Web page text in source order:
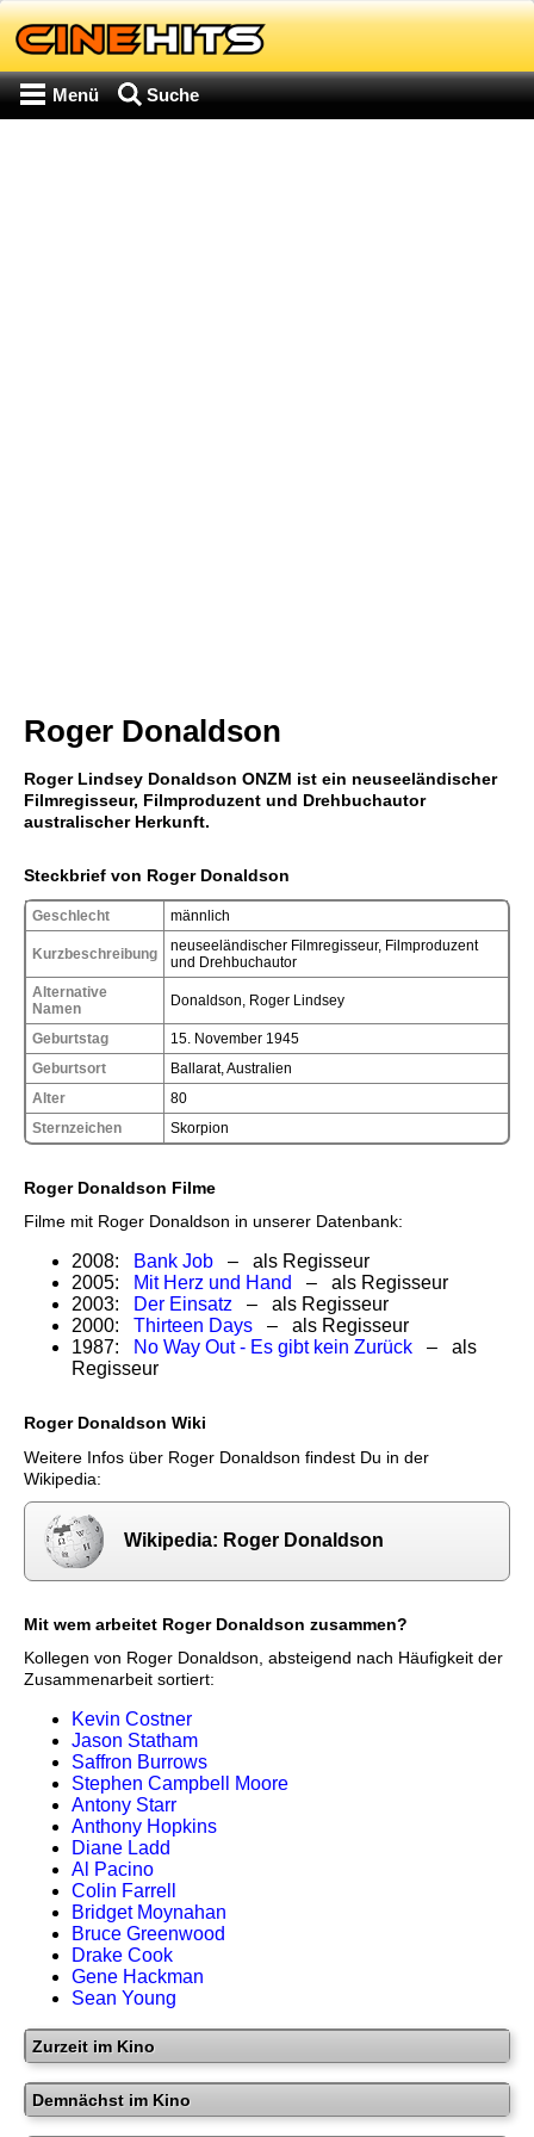
Menü Suche
Roger Donaldson
Roger Lindsey Donaldson ONZM ist ein neuseeländischer
Filmregisseur, Filmproduzent und Drehbuchautor
australischer Herkunft.
Steckbrief von Roger Donaldson
Geschlecht männlich
Kurzbeschreibung
neuseeländischer Filmregisseur, Filmproduzent
und Drehbuchautor
Alternative
Namen
Donaldson, Roger Lindsey
Geburtstag
15. November 1945
Geburtsort
Ballarat, Australien
Alter
80
Sternzeichen
Skorpion
Roger Donaldson Filme
Filme mit Roger Donaldson in unserer Datenbank:
2008: Bank Job – als Regisseur
2005:
Mit Herz und Hand
– als Regisseur
2003:
Der Einsatz – als Regisseur
2000: Thirteen Days – als Regisseur
1987:
No Way Out - Es gibt kein Zurück – als
Regisseur
Roger Donaldson Wiki
Weitere Infos über Roger Donaldson findest Du in der
Wikipedia:
Wikipedia: Roger Donaldson
Mit wem arbeitet Roger Donaldson zusammen?
Kollegen von Roger Donaldson, absteigend nach Häufigkeit der
Zusammenarbeit sortiert:
Kevin Costner
Jason Statham
Saffron Burrows
Stephen Campbell Moore
Antony Starr
Anthony Hopkins
Diane Ladd
Al Pacino
Colin Farrell
Bridget Moynahan
Bruce Greenwood
Drake Cook
Gene Hackman
Sean Young
Zurzeit im Kino
Demnächst im Kino